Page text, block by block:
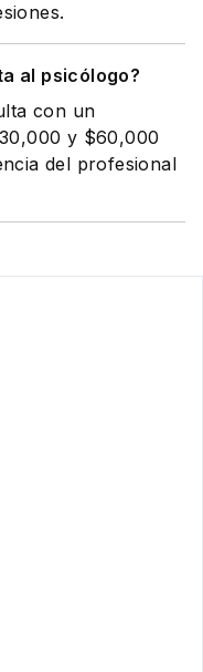
al psicólogo?
con un
y $60,000
del profesional